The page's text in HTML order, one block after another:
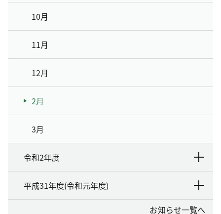
10月
11月
12月
2月
3月
令和2年度
平成31年度(令和元年度)
お知らせ一覧へ